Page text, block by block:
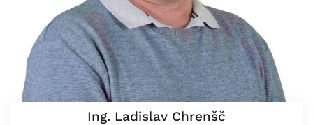
Ing. Ladislav Chrenšč